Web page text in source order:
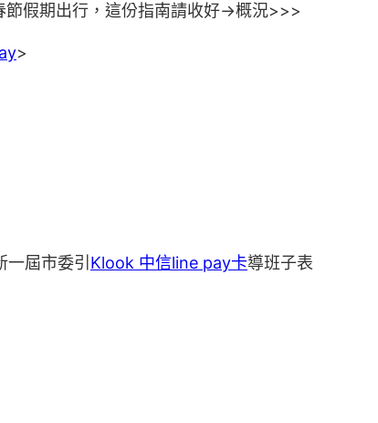
節假期出行，這份指南請收好→概況>>>
>
屆市委引 Klook 中信line pay卡導班子表